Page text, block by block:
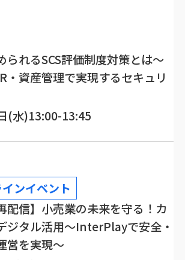
られるSCS評価制度対策とは～
・資産管理で実現するセキュリ
(水)13:00-13:45
ンイベント
配信】小売業の未来を守る！カ
ジタル活用～InterPlayで安全・
営を実現～